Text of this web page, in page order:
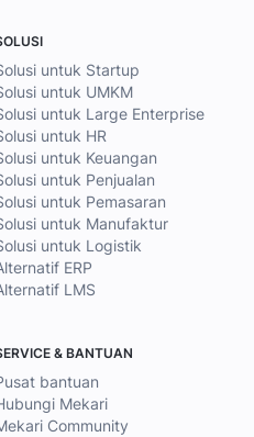
untuk Startup
untuk UMKM
untuk Large Enterprise
untuk HR
untuk Keuangan
untuk Penjualan
untuk Pemasaran
untuk Manufaktur
untuk Logistik
ERP
LMS
& BANTUAN
bantuan
Mekari
Community